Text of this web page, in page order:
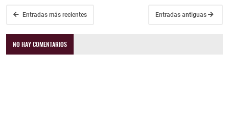
Entradas más recientes Entradas antiguas
NO HAY COMENTARIOS